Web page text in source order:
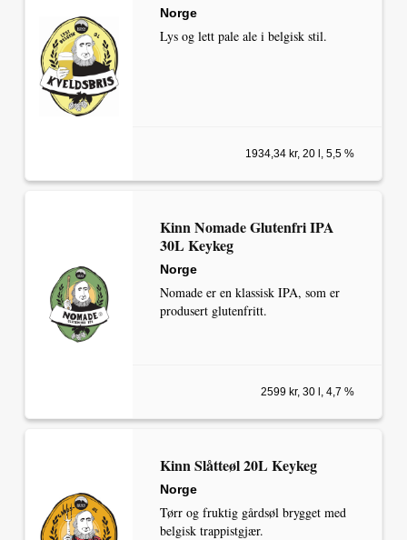
Norge
Lys og lett pale ale i belgisk stil.
1934,34 kr, 20 l, 5,5 %
Kinn Nomade Glutenfri IPA
30L Keykeg
Norge
Nomade er en klassisk IPA, som er
produsert glutenfritt.
2599 kr, 30 l, 4,7 %
Kinn Slåtteøl 20L Keykeg
Norge
Tørr og fruktig gårdsøl brygget med
belgisk trappistgjær.